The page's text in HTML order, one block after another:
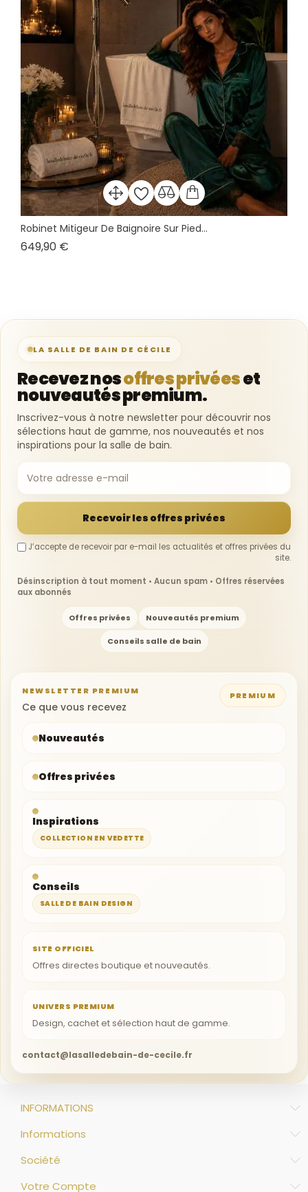
Robinet Mitigeur De Baignoire Sur Pied...
649,90 €
LA SALLE DE BAIN DE CÉCILE
Recevez nosoffres privéeset
nouveautés premium.
Inscrivez-vous à notre newsletter pour découvrir nos
sélections haut de gamme, nos nouveautés et nos
inspirations pour la salle de bain.
Votre adresse e-mail
Recevoir les offres privées
J’accepte de recevoir par e-mail les actualités et offres privées du
site.
Désinscription à tout moment • Aucun spam • Offres réservées
aux abonnés
Offres privées Nouveautés premium
Conseils salle de bain
NEWSLETTER PREMIUM
Ce que vous recevez
PREMIUM
Nouveautés
Offres privées
Inspirations
COLLECTION EN VEDETTE
Conseils
SALLE DE BAIN DESIGN
SITE OFFICIEL
Offres directes boutique et nouveautés.
UNIVERS PREMIUM
Design, cachet et sélection haut de gamme.
contact@lasalledebain-de-cecile.fr
INFORMATIONS
Informations
Société
Votre Compte